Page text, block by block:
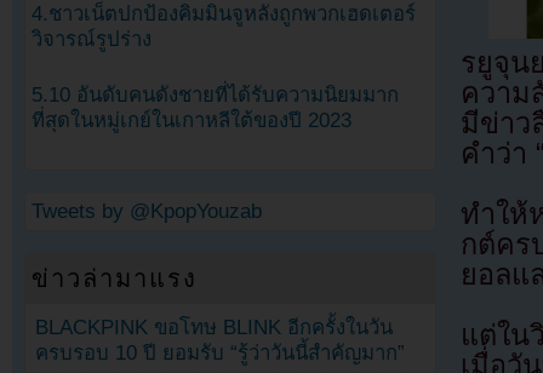
รยูจุน
ความ
มีข่าว
คำว่า
ทำให้
กต์ค
ยอลแ
แต่ใน
เมื่อวั
4.ชาวเน็ตปกป้องคิมมินจูหลังถูกพวกเฮดเตอร์
วิจารณ์รูปร่าง
5.10 อันดับคนดังชายที่ได้รับความนิยมมาก
ที่สุดในหมู่เกย์ในเกาหลีใต้ของปี 2023
Tweets by @KpopYouzab
ข่าวล่ามาแรง
BLACKPINK ขอโทษ BLINK อีกครั้งในวัน
ครบรอบ 10 ปี ยอมรับ “รู้ว่าวันนี้สำคัญมาก”